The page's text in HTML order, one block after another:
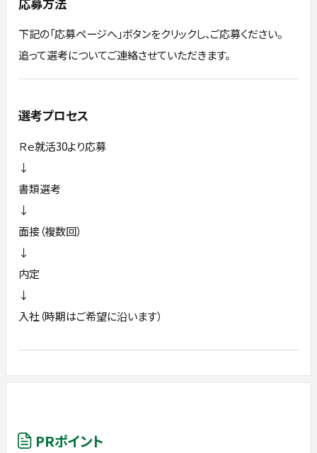
下記の「応募ページへ」ボタンをクリックし、ご応募ください。
追って選考についてご連絡させていただきます。
選考プロセス
Ｒｅ就活30より応募
↓
書類選考
↓
面接（複数回）
↓
内定
↓
入社（時期はご希望に沿います）
PRポイント